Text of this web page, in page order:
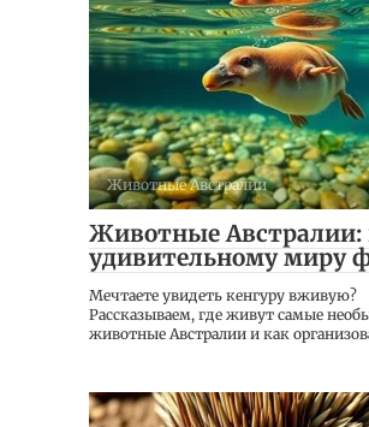
Животные Австралии
Животные Австралии:
удивительному миру
Мечтаете увидеть кенгуру вживую?
Рассказываем, где живут самые
животные Австралии и как